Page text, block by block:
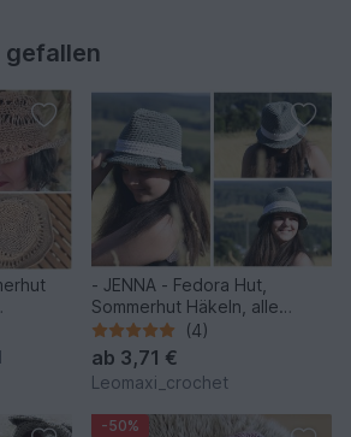
gefallen
- JENNA - Fedora Hut,
Sommerhut Häkeln, alle
Größen und jedes Garn
(4)
ab 3,71 €
Leomaxi_crochet
-50%